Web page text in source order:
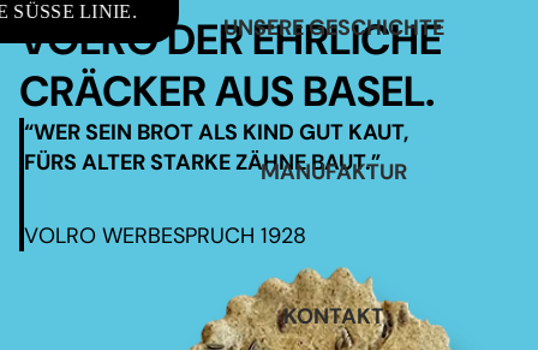
UNSERE GESCHICHTE
MANUFAKTUR
KONTAKT
SÜSSE LINIE.
VOLRO DER EHRLICHE
CRÄCKER AUS BASEL.
“WER SEIN BROT ALS KIND GUT KAUT,
FÜRS ALTER STARKE ZÄHNE BAUT.”
VOLRO WERBESPRUCH 1928